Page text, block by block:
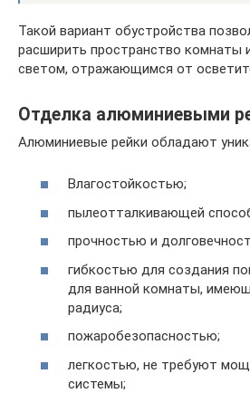
Такой вариант обустройства
расширить пространство комнаты
светом, отражающимся от
Отделка алюминиевыми
Алюминиевые рейки обладают
Влагостойкостью;
пылеотталкивающей
прочностью и
гибкостью для создания
для ванной комнаты,
радиуса;
пожаробезопасностью;
легкостью, не требуют
системы;